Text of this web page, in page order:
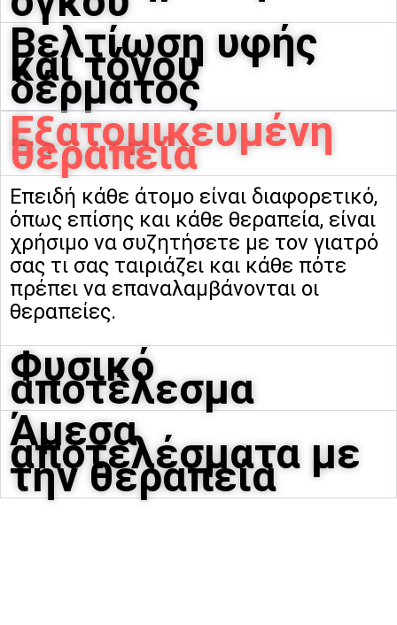
Βελτίωση υφής
και τόνου
δέρματος
Εξατομικευμένη
θεραπεία
Επειδή κάθε άτομο είναι διαφορετικό,
όπως επίσης και κάθε θεραπεία, είναι
χρήσιμο να συζητήσετε με τον γιατρό
σας τι σας ταιριάζει και κάθε πότε
πρέπει να επαναλαμβάνονται οι
θεραπείες.
Φυσικό
αποτέλεσμα
Άμεσα
αποτελέσματα με
την θεραπεία